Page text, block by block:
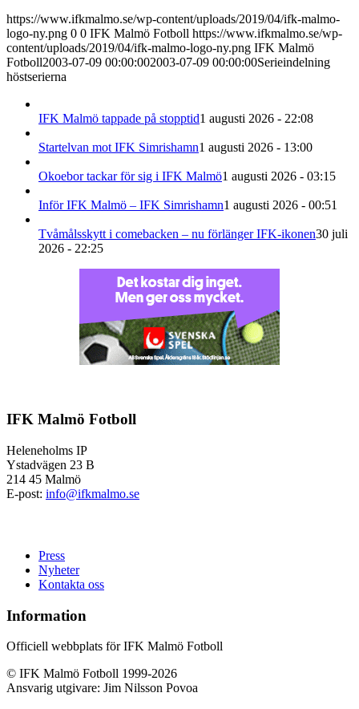
https://www.ifkmalmo.se/wp-content/uploads/2019/04/ifk-malmo-
logo-ny.png 0 0 IFK Malmö Fotboll https://www.ifkmalmo.se/wp-
content/uploads/2019/04/ifk-malmo-logo-ny.png IFK Malmö
Fotboll2003-07-09 00:00:002003-07-09 00:00:00Serieindelning
höstserierna
IFK Malmö tappade på stopptid1 augusti 2026 - 22:08
Startelvan mot IFK Simrishamn1 augusti 2026 - 13:00
Okoebor tackar för sig i IFK Malmö1 augusti 2026 - 03:15
Inför IFK Malmö – IFK Simrishamn1 augusti 2026 - 00:51
Tvåmålsskytt i comebacken – nu förlänger IFK-ikonen30 juli
2026 - 22:25
IFK Malmö Fotboll
Heleneholms IP
Ystadvägen 23 B
214 45 Malmö
E-post: info@ifkmalmo.se
Press
Nyheter
Kontakta oss
Information
Officiell webbplats för IFK Malmö Fotboll
© IFK Malmö Fotboll 1999-2026
Ansvarig utgivare: Jim Nilsson Povoa